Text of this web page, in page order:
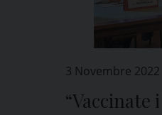
3 Novembre 2022
“Vaccinate